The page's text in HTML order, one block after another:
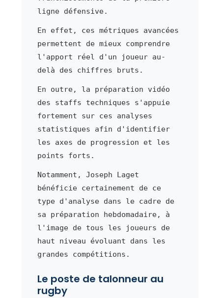
ligne défensive.
En effet, ces métriques avancées
permettent de mieux comprendre
l'apport réel d'un joueur au-
delà des chiffres bruts.
En outre, la préparation vidéo
des staffs techniques s'appuie
fortement sur ces analyses
statistiques afin d'identifier
les axes de progression et les
points forts.
Notamment, Joseph Laget
bénéficie certainement de ce
type d'analyse dans le cadre de
sa préparation hebdomadaire, à
l'image de tous les joueurs de
haut niveau évoluant dans les
grandes compétitions.
Le poste de talonneur au
rugby